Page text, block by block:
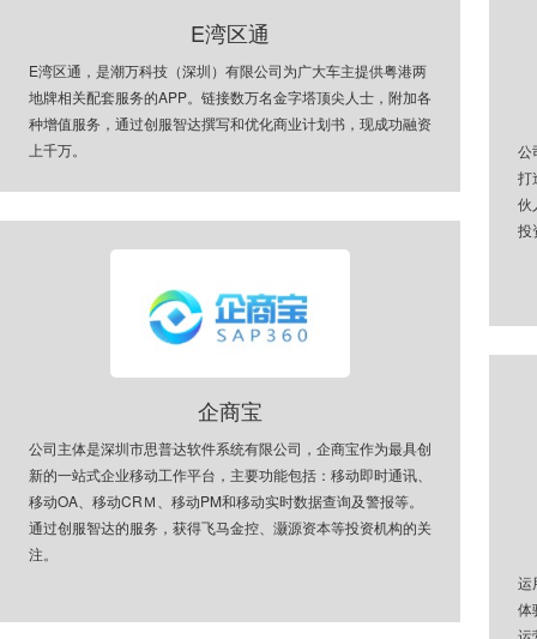
E湾区通
E湾区通，是潮万科技（深圳）有限公司为广大车主提供粤港两
地牌相关配套服务的APP。链接数万名金字塔顶尖人士，附加各
种增值服务，通过创服智达撰写和优化商业计划书，现成功融资
上千万。
企商宝
公司主体是深圳市思普达软件系统有限公司，企商宝作为最具创
新的一站式企业移动工作平台，主要功能包括：移动即时通讯、
移动OA、移动CRＭ、移动PM和移动实时数据查询及警报等。
通过创服智达的服务，获得飞马金控、灏源资本等投资机构的关
注。
公
打
伙
投
运
体